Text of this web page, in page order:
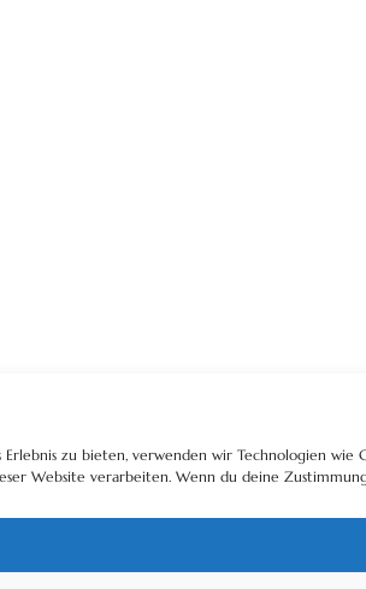
zu bieten, verwenden wir Technologien
Website verarbeiten. Wenn du deine